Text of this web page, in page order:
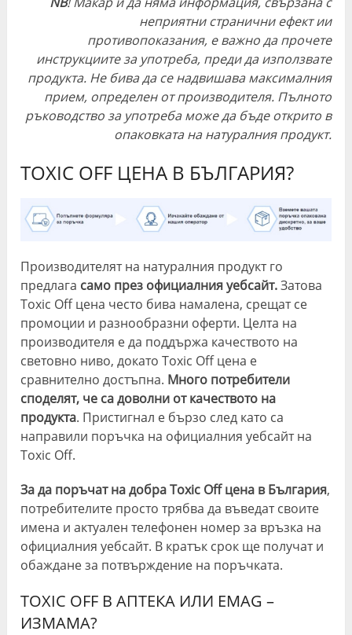
неприятни странични ефект ии
противопоказания, е важно да прочете
инструкциите за употреба, преди да използвате
продукта. Не бива да се надвишава максималния
прием, определен от производителя. Пълното
ръководство за употреба може да бъде открито в
опаковката на натуралния продукт.
TOXIC OFF ЦЕНА В БЪЛГАРИЯ?
Производителят на натуралния продукт го
предлага само през официалния уебсайт.Затова
Toxic Off цена често бива намалена, срещат се
промоции и разнообразни оферти. Целта на
производителя е да поддържа качеството на
световно ниво, докато Toxic Off цена е
сравнително достъпна. Много потребители
споделят, че са доволни от качеството на
продукта. Пристигнал е бързо след като са
направили поръчка на официалния уебсайт на
Toxic Off.
За да поръчат на добраToxic Offцена в България,
потребителите просто трябва да въведат своите
имена и актуален телефонен номер за връзка на
официалния уебсайт. В кратък срок ще получат и
обаждане за потвърждение на поръчката.
TOXIC OFF В АПТЕКА ИЛИ EMAG –
ИЗМАМА?